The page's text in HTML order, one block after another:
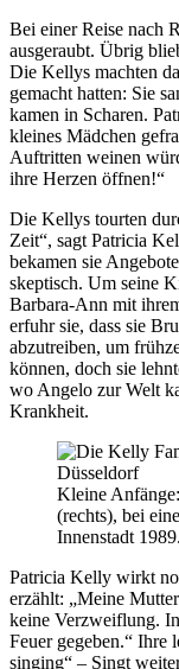
Bei einer Reise nach
ausgeraubt. Übrig
Die Kellys machten
gemacht hatten: Sie
kamen in Scharen.
kleines Mädchen
Auftritten weinen
ihre Herzen öffnen!“
Die Kellys tourten
Zeit“, sagt Patricia
bekamen sie
skeptisch. Um seine
Barbara-Ann mit
erfuhr sie, dass sie
abzutreiben, um
können, doch sie
wo Angelo zur Welt
Krankheit.
Kleine
(rechts), bei
Innenstadt
Patricia Kelly wirkt
erzählt: „Meine
keine Verzweiflung.
Feuer gegeben.“ Ihre
singing“ – Singt